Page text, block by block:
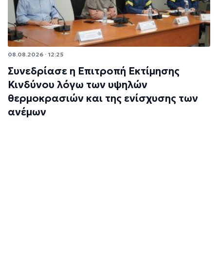
08.08.2026 · 12:25
Συνεδρίασε η Επιτροπή Εκτίμησης
Κινδύνου λόγω των υψηλών
θερμοκρασιών και της ενίσχυσης των
ανέμων